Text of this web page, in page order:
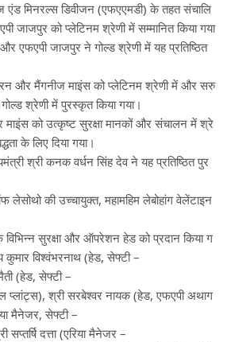
एंड मिनरल्स डिवीजन (एफएएमडी) के तहत संचालि
जाजपुर को प्लेटिनम श्रेणी में सम्मानित किया गया
एफएपी जाजपुर ने गोल्ड श्रेणी में यह प्रतिष्ठित
और मैंगनीज माइंस को प्लेटिनम श्रेणी में और सरु
श्रेणी में पुरस्कृत किया गया।
को उत्कृष्ट सुरक्षा मानकों और संचालन में श्रे
के लिए दिया गया।
श्री कनक वर्धन सिंह देव ने यह प्रतिष्ठित पुर
की उच्चायुक्त, महामहिम लेबोहांग वेलेंटाइन
विभिन्न सुरक्षा और ऑपरेशन हेड को प्रदान किया ग
विश्वंभरनाथ (हेड, सेफ्टी –
(हेड, सेफ्टी –
श्री सरबेश्वर नायक (हेड, एफएपी अथाग
मैनेजर, सेफ्टी –
दत्ता (एरिया मैनेजर –